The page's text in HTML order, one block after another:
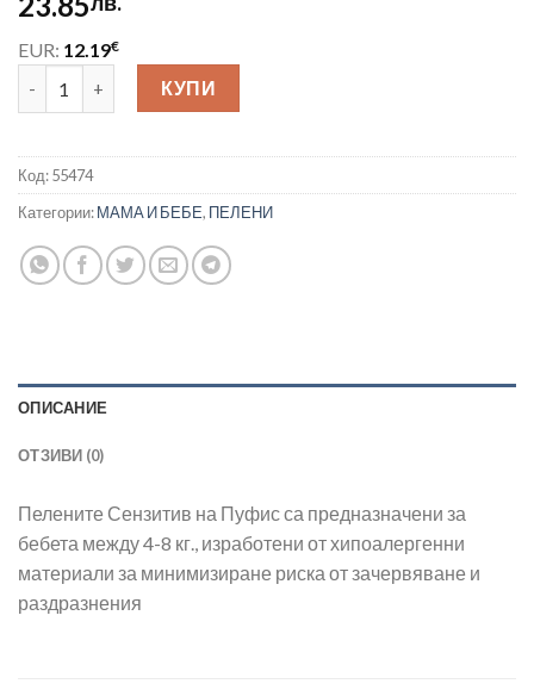
EUR: 12.19€
количество за Pufies Sensitive 2 Mini Пелени 4-8 кг х80 броя
КУПИ
Код:55474
Категории:МАМА И БЕБЕ, ПЕЛЕНИ
ОПИСАНИЕ
ОТЗИВИ (0)
Пелените Сензитив на Пуфис са предназначени за
бебета между 4-8 кг., изработени от хипоалергенни
материали за минимизиране риска от зачервяване и
раздразнения